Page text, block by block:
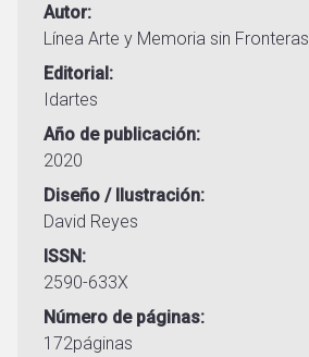
Autor
Línea Arte y Memoria sin Fronteras
Editorial
Idartes
Año de publicación
2020
Diseño / Ilustración
David Reyes
ISSN
2590-633X
Número de páginas
172páginas